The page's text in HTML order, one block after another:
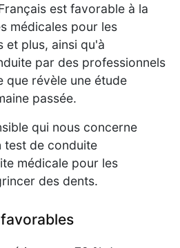
est favorable à la
médicales pour les
et plus, ainsi qu'à
par des professionnels
que révèle une étude
passée.
qui nous concerne
test de conduite
médicale pour les
des dents.